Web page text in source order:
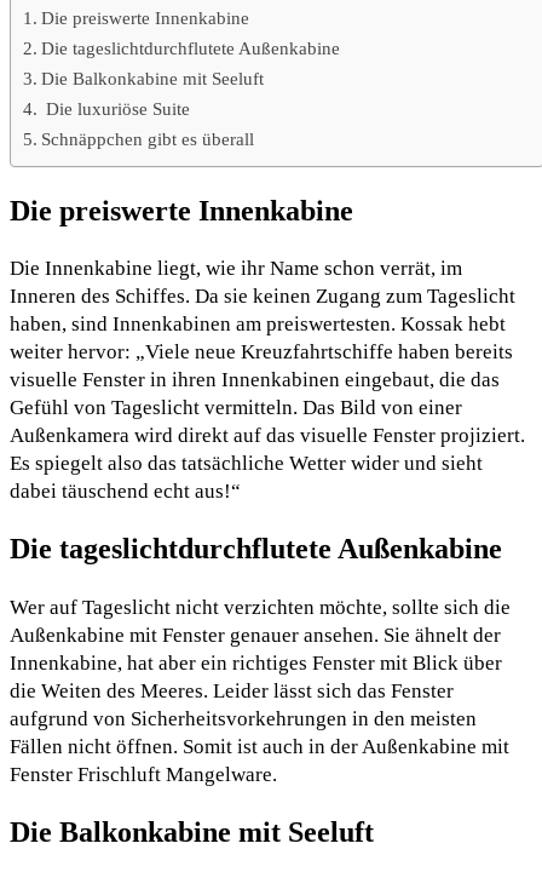
Die preiswerte Innenkabine
Die tageslichtdurchflutete Außenkabine
Die Balkonkabine mit Seeluft
Die luxuriöse Suite
Schnäppchen gibt es überall
Die preiswerte Innenkabine
Die Innenkabine liegt, wie ihr Name schon verrät, im
Inneren des Schiffes. Da sie keinen Zugang zum Tageslicht
haben, sind Innenkabinen am preiswertesten. Kossak hebt
weiter hervor: „Viele neue Kreuzfahrtschiffe haben bereits
visuelle Fenster in ihren Innenkabinen eingebaut, die das
Gefühl von Tageslicht vermitteln. Das Bild von einer
Außenkamera wird direkt auf das visuelle Fenster projiziert.
Es spiegelt also das tatsächliche Wetter wider und sieht
dabei täuschend echt aus!“
Die tageslichtdurchflutete Außenkabine
Wer auf Tageslicht nicht verzichten möchte, sollte sich die
Außenkabine mit Fenster genauer ansehen. Sie ähnelt der
Innenkabine, hat aber ein richtiges Fenster mit Blick über
die Weiten des Meeres. Leider lässt sich das Fenster
aufgrund von Sicherheitsvorkehrungen in den meisten
Fällen nicht öffnen. Somit ist auch in der Außenkabine mit
Fenster Frischluft Mangelware.
Die Balkonkabine mit Seeluft